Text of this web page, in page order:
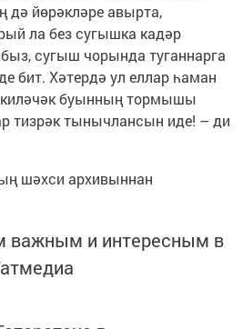
дә йөрәкләре авырта,
ла без сугышка кадәр
сугыш чорында туганнарга
бит. Хәтердә ул еллар һаман
буынның тормышы
тизрәк тынычлансын иде! – ди
шәхси архивыннан
важным и интересным в